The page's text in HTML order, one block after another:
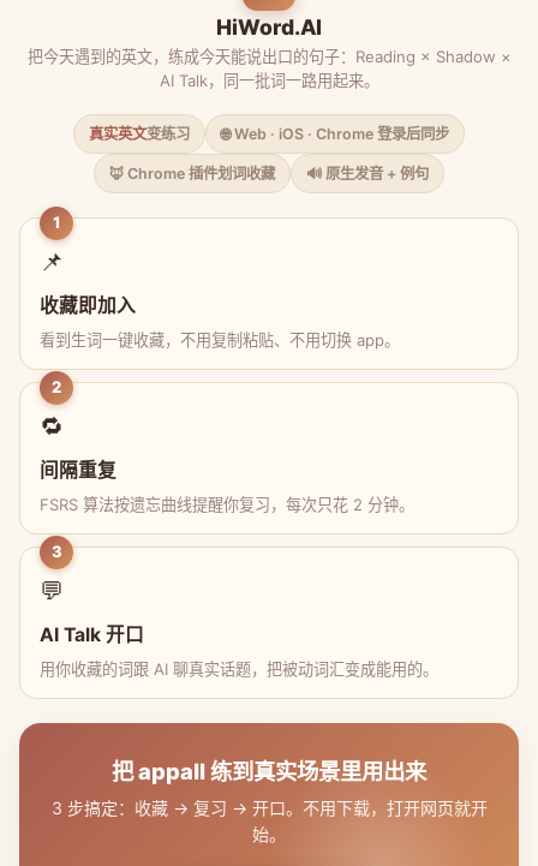
HiWord.AI
把今天遇到的英文，练成今天能说出口的句子：Reading × Shadow ×
AI Talk，同一批词一路用起来。
真实英文变练习 🌐 Web · iOS · Chrome 登录后同步
🦊 Chrome 插件划词收藏 🔊 原生发音 + 例句
1
📌
收藏即加入
看到生词一键收藏，不用复制粘贴、不用切换 app。
2
🔁
间隔重复
FSRS 算法按遗忘曲线提醒你复习，每次只花 2 分钟。
3
💬
AI Talk 开口
用你收藏的词跟 AI 聊真实话题，把被动词汇变成能用的。
把 appall 练到真实场景里用出来
3 步搞定：收藏 → 复习 → 开口。不用下载，打开网页就开
始。